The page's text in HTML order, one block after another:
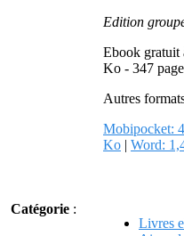
Edition
Ebook gratuit
Ko - 347
Autres
Mobipocket:
Ko | Word:
Catégorie :
Livres